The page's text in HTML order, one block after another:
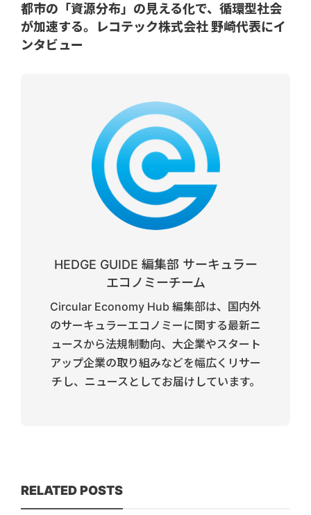
都市の「資源分布」の見える化で、循環型社会
が加速する。レコテック株式会社 野崎代表にイ
ンタビュー
HEDGE GUIDE 編集部 サーキュラー
エコノミーチーム
Circular Economy Hub 編集部は、国内外
のサーキュラーエコノミーに関する最新ニ
ュースから法規制動向、大企業やスタート
アップ企業の取り組みなどを幅広くリサー
チし、ニュースとしてお届けしています。
RELATED POSTS